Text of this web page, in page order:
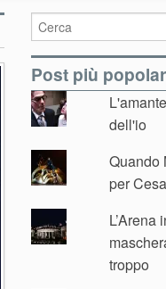
Post più
dell'io
Quando
per
troppo